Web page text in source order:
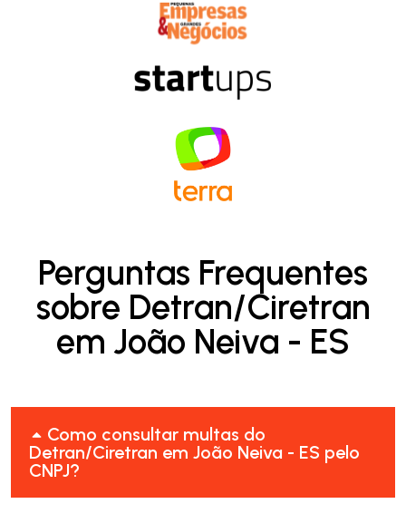
Perguntas Frequentes
sobre Detran/Ciretran
em João Neiva - ES
Como consultar multas do
Detran/Ciretran em João Neiva - ES pelo
CNPJ?